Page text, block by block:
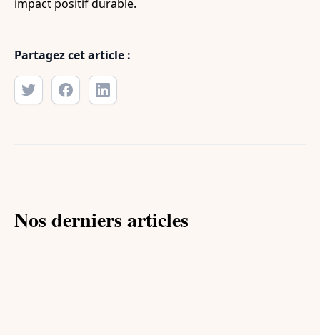
impact positif durable.
Partagez cet article :
Nos derniers articles